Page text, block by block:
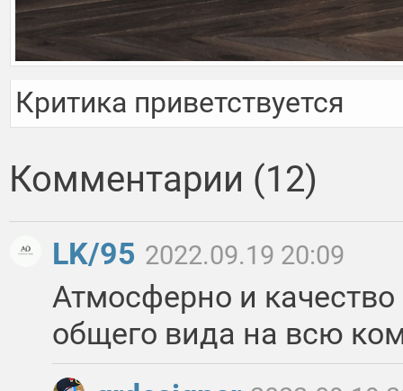
Критика приветствуется
Комментарии (12)
LK/95 2022.09.19 20:09
Атмосферно и
общего вида на всю